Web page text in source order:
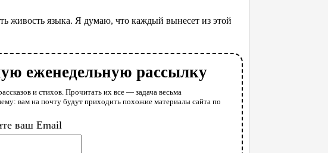
живость языка. Я думаю, что каждый вынесет из этой
еженедельную рассылку
и стихов. Прочитать их все — задача весьма
вам на почту будут приходить похожие материалы сайта по
ваш Email